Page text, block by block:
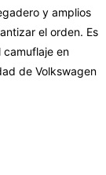
y amplios
el orden. Es
en
de Volkswagen